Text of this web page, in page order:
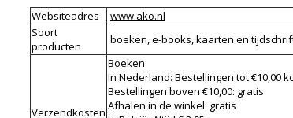
Websiteadres
www.ako.nl
Soort
producten
boeken, e-books, kaarten en
Verzendkosten
Boeken:
In Nederland: Bestellingen tot €10,00
Bestellingen boven €10,00: gratis
Afhalen in de winkel: gratis